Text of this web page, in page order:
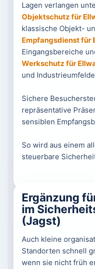
Lagen verlangen
Objektschutz für
klassische Objekt-
Empfangsdienst für
Eingangsbereiche
Werkschutz für
und
Sichere
repräsentative
sensiblen
So wird aus einem
steuerbare
Ergänzung
im
(Jagst)
Auch kleine
Standorten schnell
wenn sie nicht früh